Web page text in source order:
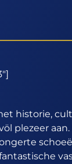
historie,
plezeer